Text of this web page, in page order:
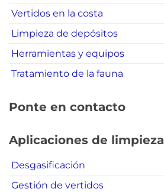
Vertidos en la costa
Limpieza de depósitos
Herramientas y equipos
Tratamiento de la fauna
Ponte en contacto
Aplicaciones de limpieza
Desgasificación
Gestión de vertidos